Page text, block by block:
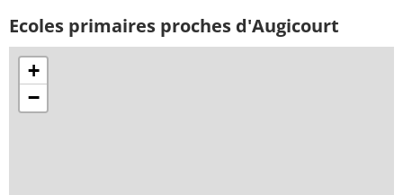
Ecoles primaires proches d'Augicourt
+
−